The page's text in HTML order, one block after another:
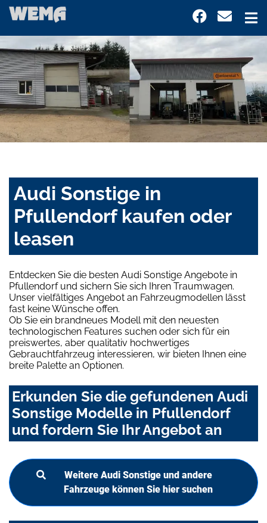
Audi Sonstige in
Pfullendorf kaufen oder
leasen
Entdecken Sie die besten Audi Sonstige Angebote in
Pfullendorf und sichern Sie sich Ihren Traumwagen.
Unser vielfältiges Angebot an Fahrzeugmodellen lässt
fast keine Wünsche offen.
Ob Sie ein brandneues Modell mit den neuesten
technologischen Features suchen oder sich für ein
preiswertes, aber qualitativ hochwertiges
Gebrauchtfahrzeug interessieren, wir bieten Ihnen eine
breite Palette an Optionen.
Erkunden Sie die gefundenen Audi
Sonstige Modelle in Pfullendorf
und fordern Sie Ihr Angebot an
Weitere Audi Sonstige und andere
Fahrzeuge können Sie hier suchen